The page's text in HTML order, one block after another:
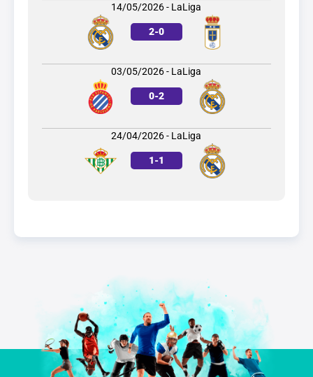
14/05/2026 - LaLiga
2-0
03/05/2026 - LaLiga
0-2
24/04/2026 - LaLiga
1-1